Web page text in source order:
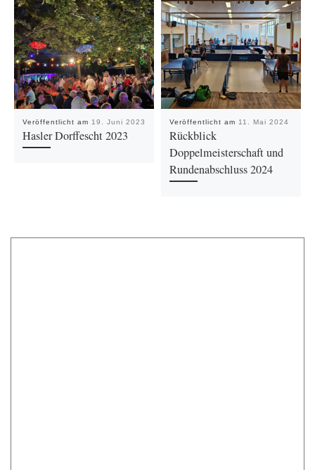
Veröffentlicht am 19. Juni 2023
Hasler Dorffescht 2023
Veröffentlicht am 11. Mai 2024
Rückblick
Doppelmeisterschaft und
Rundenabschluss 2024